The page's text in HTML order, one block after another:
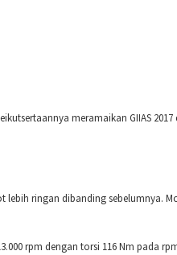
meramaikan GIIAS
ringan dibanding sebelumnya.
rpm dengan torsi 116 Nm pada